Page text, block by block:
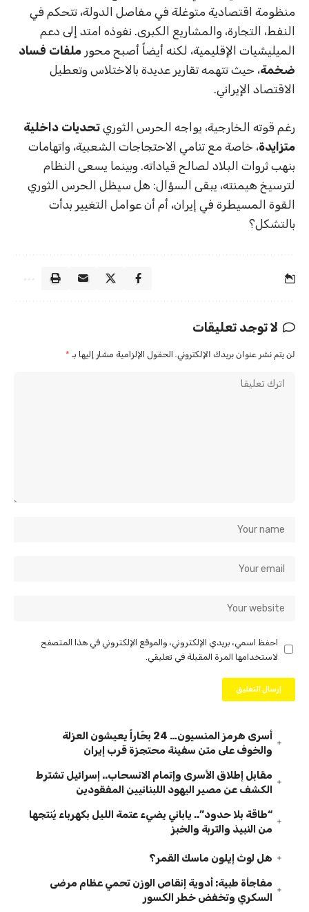
منظومة اقتصادية متوغلة في مفاصل الدولة، تتحكم في
النفط، التجارة، والمشاريع الكبرى. نفوذه امتد إلى دعم
الميليشيات الإقليمية، لكنه أيضاً أصبح محور ملفات فساد
ضخمة، حيث تتهمه تقارير عديدة بالاختلاس وتعطيل
الاقتصاد الإيراني.
رغم قوته الخارجية، يواجه الحرس الثوري تحديات داخلية
متزايدة، خاصة مع تنامي الاحتجاجات الشعبية، واتهامات
بنهب ثروات البلاد لصالح قياداته. وبينما يسعى النظام
لترسيخ هيمنته، يبقى السؤال: هل سيظل الحرس الثوري
القوة المسيطرة في إيران، أم أن عوامل التغيير بدأت
بالتشكل؟
لا توجد تعليقات
لن يتم نشر عنوان بريدك الإلكتروني. الحقول الإلزامية مشار إليها بـ *
احفظ اسمي، بريدي الإلكتروني، والموقع الإلكتروني في هذا المتصفح
لاستخدامها المرة المقبلة في تعليقي.
أسرى هرمز المنسيون… 24 بحّاراً يعيشون العزلة
والخوف على متن سفينة محتجزة قرب إيران
مقابل إطلاق الأسرى وإتمام الانسحاب.. إسرائيل تشترط
الكشف عن مصير اليهود اللبنانيين المفقودين
“طاقة بلا حدود”.. ياباني يضيء عتمة الليل بكهرباء يُنتجها
من النبيذ والتربة والخبز
هل لوث إيلون ماسك القمر؟
مفاجأة طبية: أدوية إنقاص الوزن تحمي عظام مرضى
السكري وتخفض خطر الكسور